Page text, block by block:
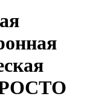
РОСТО